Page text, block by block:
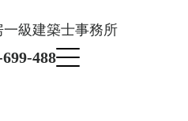
級建築士事務所
488